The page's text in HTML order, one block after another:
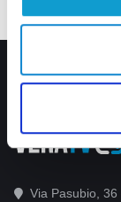
Via Pasubio,